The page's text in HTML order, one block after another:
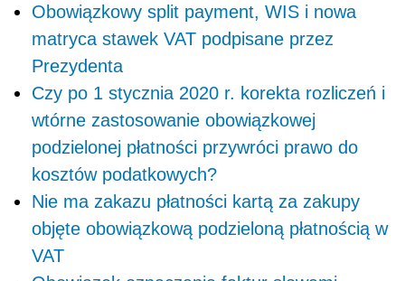
Obowiązkowy split payment, WIS i nowa
matryca stawek VAT podpisane przez
Prezydenta
Czy po 1 stycznia 2020 r. korekta rozliczeń i
wtórne zastosowanie obowiązkowej
podzielonej płatności przywróci prawo do
kosztów podatkowych?
Nie ma zakazu płatności kartą za zakupy
objęte obowiązkową podzieloną płatnością w
VAT